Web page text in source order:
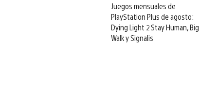
Juegos mensuales de
PlayStation Plus de agosto:
Dying Light 2 Stay Human, Big
Walk y Signalis